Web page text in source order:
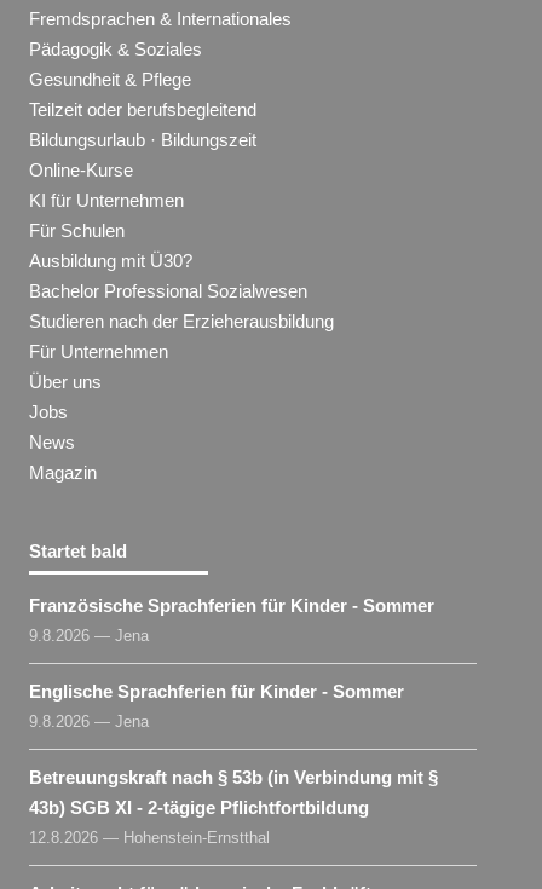
Fremdsprachen & Internationales
Pädagogik & Soziales
Gesundheit & Pflege
Teilzeit oder berufsbegleitend
Bildungsurlaub · Bildungszeit
Online-Kurse
KI für Unternehmen
Für Schulen
Ausbildung mit Ü30?
Bachelor Professional Sozialwesen
Studieren nach der Erzieherausbildung
Für Unternehmen
Über uns
Jobs
News
Magazin
Startet bald
Französische Sprachferien für Kinder - Sommer
9.8.2026 — Jena
Englische Sprachferien für Kinder - Sommer
9.8.2026 — Jena
Betreuungskraft nach § 53b (in Verbindung mit §
43b) SGB XI - 2-tägige Pflichtfortbildung
12.8.2026 — Hohenstein-Ernstthal